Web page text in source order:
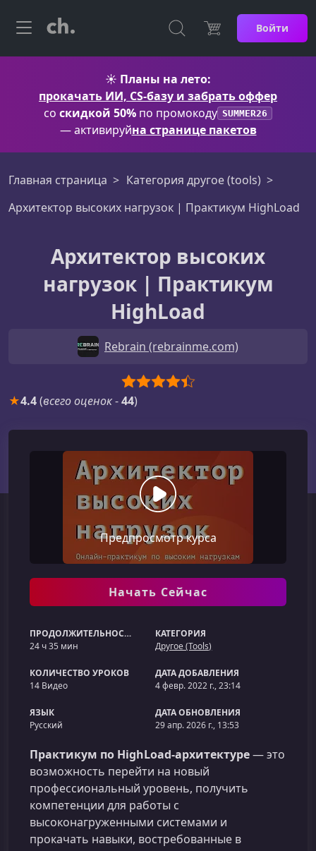
Войти
☀️ Планы на лето:
прокачать ИИ, CS-базу и забрать оффер
со скидкой 50% по промокоду SUMMER26
— активируйна странице пакетов
Главная страница
Категория другое (tools)
Архитектор высоких нагрузок | Практикум HighLoad
Архитектор высоких
нагрузок | Практикум
HighLoad
Rebrain (rebrainme.com)
★4.4(всего оценок-44)
Предпросмотр курса
Начать Сейчас
ПРОДОЛЖИТЕЛЬНОСТЬ
24 ч 35 мин
КАТЕГОРИЯ
Другое (Tools)
КОЛИЧЕСТВО УРОКОВ
14 Видео
ДАТА ДОБАВЛЕНИЯ
4 февр. 2022 г., 23:14
ЯЗЫК
Русский
ДАТА ОБНОВЛЕНИЯ
29 апр. 2026 г., 13:53
Практикум по HighLoad-архитектуре— это
возможность перейти на новый
профессиональный уровень, получить
компетенции для работы с
высоконагруженными системами и
прокачать навыки, востребованные в